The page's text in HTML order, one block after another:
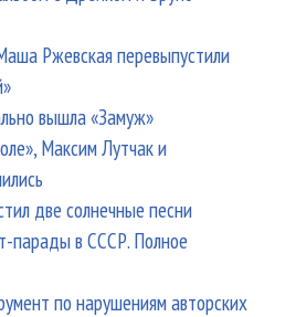
Ржевская перевыпустили
вышла «Замуж»
Максим Лутчак и
две солнечные песни
парады в СССР. Полное
по нарушениям авторских